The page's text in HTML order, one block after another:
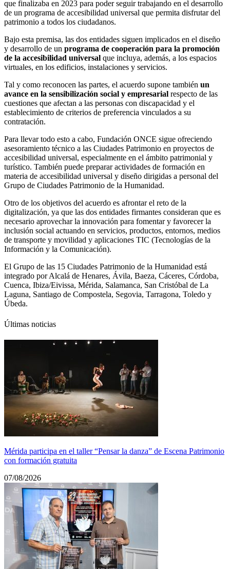
que finalizaba en 2023 para poder seguir trabajando en el desarrollo
de un programa de accesibilidad universal que permita disfrutar del
patrimonio a todos los ciudadanos.
Bajo esta premisa, las dos entidades siguen implicados en el diseño
y desarrollo de un programa de cooperación para la promoción
de la accesibilidad universal que incluya, además, a los espacios
virtuales, en los edificios, instalaciones y servicios.
Tal y como reconocen las partes, el acuerdo supone también un
avance en la sensibilización social y empresarial respecto de las
cuestiones que afectan a las personas con discapacidad y el
establecimiento de criterios de preferencia vinculados a su
contratación.
Para llevar todo esto a cabo, Fundación ONCE sigue ofreciendo
asesoramiento técnico a las Ciudades Patrimonio en proyectos de
accesibilidad universal, especialmente en el ámbito patrimonial y
turístico. También puede preparar actividades de formación en
materia de accesibilidad universal y diseño dirigidas a personal del
Grupo de Ciudades Patrimonio de la Humanidad.
Otro de los objetivos del acuerdo es afrontar el reto de la
digitalización, ya que las dos entidades firmantes consideran que es
necesario aprovechar la innovación para fomentar y favorecer la
inclusión social actuando en servicios, productos, entornos, medios
de transporte y movilidad y aplicaciones TIC (Tecnologías de la
Información y la Comunicación).
El Grupo de las 15 Ciudades Patrimonio de la Humanidad está
integrado por Alcalá de Henares, Ávila, Baeza, Cáceres, Córdoba,
Cuenca, Ibiza/Eivissa, Mérida, Salamanca, San Cristóbal de La
Laguna, Santiago de Compostela, Segovia, Tarragona, Toledo y
Úbeda.
Últimas noticias
Mérida participa en el taller “Pensar la danza” de Escena Patrimonio
con formación gratuita
07/08/2026